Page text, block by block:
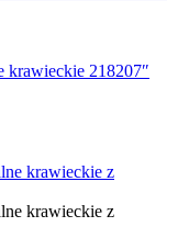
krawieckie 218207″